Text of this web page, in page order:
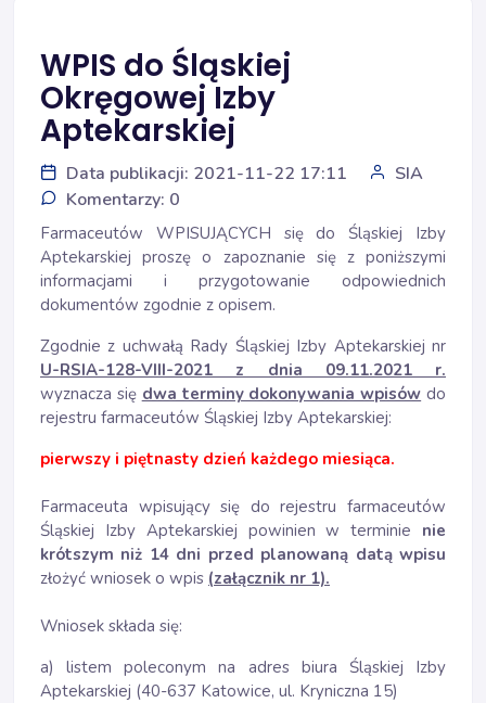
WPIS do Śląskiej
Okręgowej Izby
Aptekarskiej
Data publikacji: 2021-11-22 17:11
SIA
Komentarzy: 0
Farmaceutów WPISUJĄCYCH się do Śląskiej Izby
Aptekarskiej proszę o zapoznanie się z poniższymi
informacjami i przygotowanie odpowiednich
dokumentów zgodnie z opisem.
Zgodnie z uchwałą Rady Śląskiej Izby Aptekarskiej nr
U-RSIA-128-VIII-2021 z dnia 09.11.2021 r.
wyznacza się dwa terminy dokonywania wpisów do
rejestru farmaceutów Śląskiej Izby Aptekarskiej:
pierwszy i piętnasty dzień każdego miesiąca.
Farmaceuta wpisujący się do rejestru farmaceutów
Śląskiej Izby Aptekarskiej powinien w terminie nie
krótszym niż 14 dni przed planowaną datą wpisu
złożyć wniosek o wpis (załącznik nr 1).
Wniosek składa się:
a) listem poleconym na adres biura Śląskiej Izby
Aptekarskiej (40-637 Katowice, ul. Kryniczna 15)